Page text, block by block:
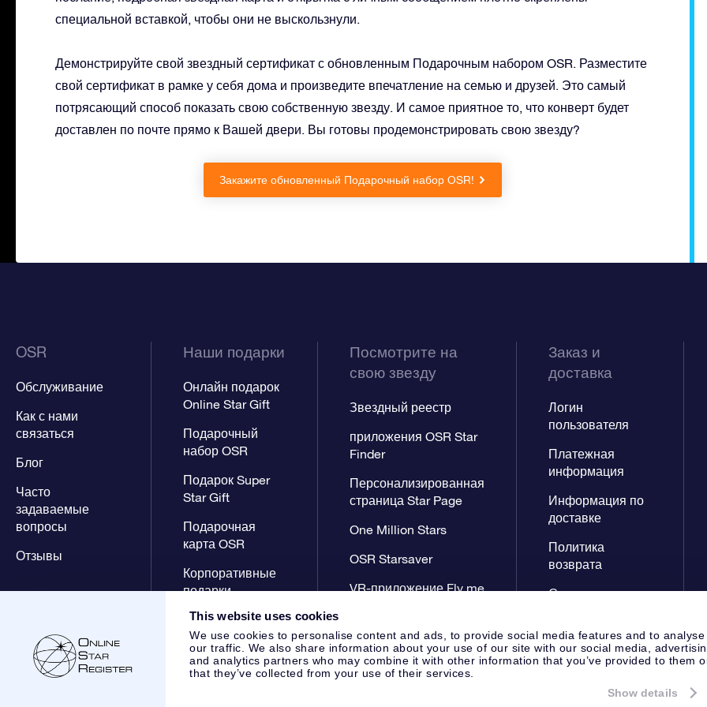
This website uses cookies
We use cookies to personalise content and ads, to provide social media features and to analyse
our traffic. We also share information about your use of our site with our social media,
and analytics partners who may combine it with other information that you’ve provided to them
that they’ve collected from your use of their services.
Show details
специальной вставкой, чтобы они не выскользнули.
Демонстрируйте свой звездный сертификат с обновленным Подарочным набором OSR. Разместите
свой сертификат в рамке у себя дома и произведите впечатление на семью и друзей. Это самый
потрясающий способ показать свою собственную звезду. И самое приятное то, что конверт будет
доставлен по почте прямо к Вашей двери. Вы готовы продемонстрировать свою звезду?
Закажите обновленный Подарочный набор OSR!
OSR
Обслуживание
Как с нами
связаться
Блог
Часто
задаваемые
вопросы
Отзывы
Наши подарки
Онлайн подарок
Online Star Gift
Подарочный
набор OSR
Подарок Super
Star Gift
Подарочная
карта OSR
Корпоративные
подарки
Посмотрите на
свою звезду
Звездный реестр
приложения OSR Star
Finder
Персонализированная
страница Star Page
One Million Stars
OSR Starsaver
VR-приложение Fly me
Заказ и
доставка
Логин
пользователя
Платежная
информация
Информация по
доставке
Политика
возврата
Созвездиях
Cтраница ПрессаЗаявление